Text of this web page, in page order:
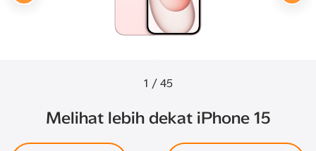
1 / 45
Melihat lebih dekat iPhone 15